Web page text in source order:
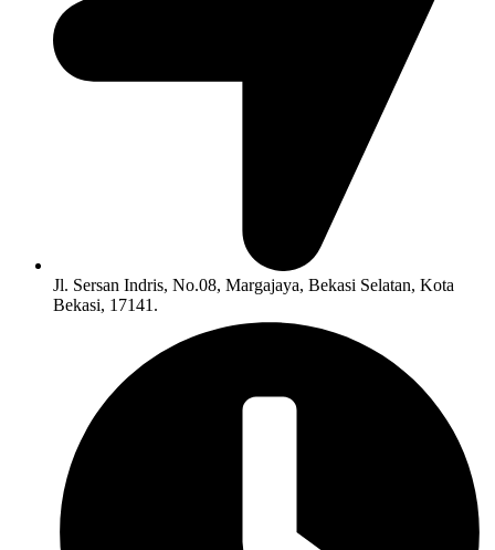
Jl. Sersan Indris, No.08, Margajaya, Bekasi Selatan, Kota
Bekasi, 17141.